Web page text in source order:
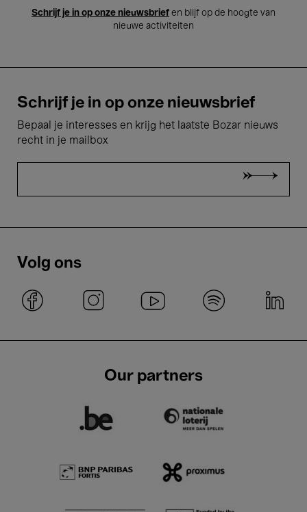
Schrijf je in op onze nieuwsbrief en blijf op de hoogte van
nieuwe activiteiten
Schrijf je in op onze nieuwsbrief
Bepaal je interesses en krijg het laatste Bozar nieuws
recht in je mailbox
Volg ons
Our partners